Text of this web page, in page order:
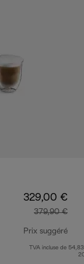
329,00 €
379,90 €
Prix suggéré
TVA incluse de